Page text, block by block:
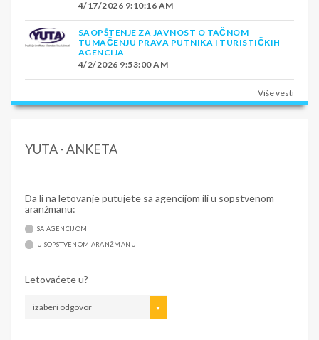
4/17/2026 9:10:16 AM
SAOPŠTENJE ZA JAVNOST O TAČNOM
TUMAČENJU PRAVA PUTNIKA I TURISTIČKIH
AGENCIJA
4/2/2026 9:53:00 AM
Više vesti
YUTA - ANKETA
Da li na letovanje putujete sa agencijom ili u sopstvenom
aranžmanu:
SA AGENCIJOM
U SOPSTVENOM ARANŽMANU
Letovaćete u?
izaberi odgovor